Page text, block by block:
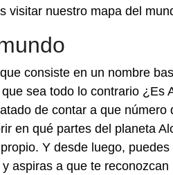
visitar nuestro mapa del
consiste en un nombre
sea todo lo contrario ¿Es
de contar a que número
en qué partes del planeta
Y desde luego,
aspiras a que te